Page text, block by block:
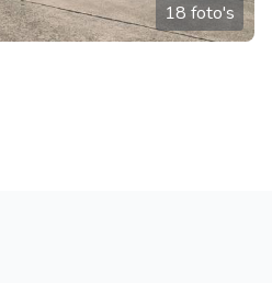
18 foto's